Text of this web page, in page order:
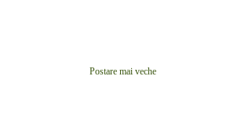
Postare mai veche